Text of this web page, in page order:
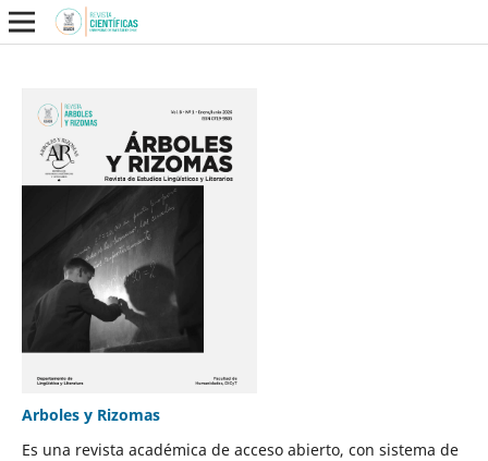
Arboles y Rizomas
Es una revista académica de acceso abierto, con sistema de